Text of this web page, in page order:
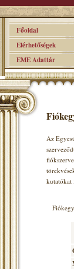
Főoldal
Elérhetőségek
EME Adattár
Az
kutatókat